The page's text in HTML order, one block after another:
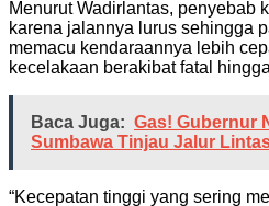
Menurut Wadirlantas, penyebab
karena jalannya lurus sehingga
memacu kendaraannya lebih
kecelakaan berakibat fatal
Baca Juga: Gas! Gubernur
Sumbawa Tinjau Jalur
“Kecepatan tinggi yang sering